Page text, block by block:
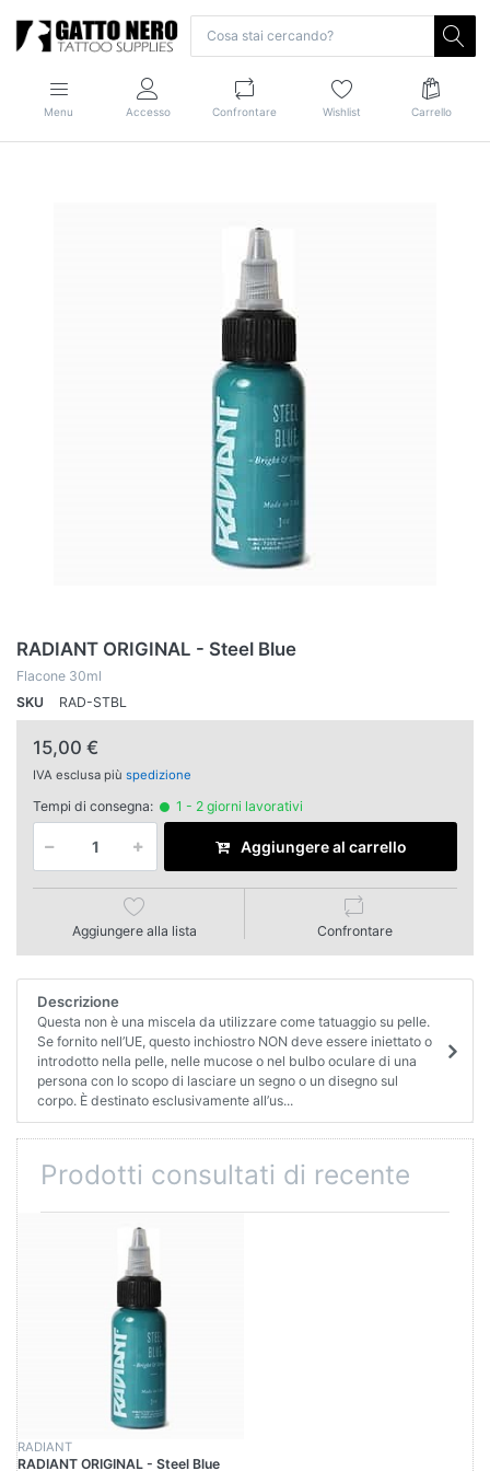
Menu Accesso Confrontare Wishlist Carrello
RADIANT ORIGINAL - Steel Blue
Flacone 30ml
SKU
RAD-STBL
15,00 €
IVA esclusa più spedizione
Tempi di consegna: 1 - 2 giorni lavorativi
Aggiungere al carrello
Aggiungere alla lista Confrontare
Descrizione
Questa non è una miscela da utilizzare come tatuaggio su pelle.
Se fornito nell’UE, questo inchiostro NON deve essere iniettato o
introdotto nella pelle, nelle mucose o nel bulbo oculare di una
persona con lo scopo di lasciare un segno o un disegno sul
corpo. È destinato esclusivamente all’us...
Prodotti consultati di recente
RADIANT
RADIANT ORIGINAL - Steel Blue